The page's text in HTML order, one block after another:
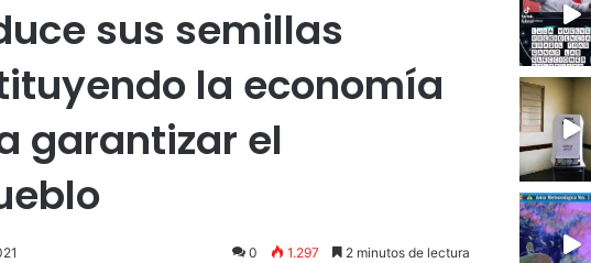
sus semillas
la economía
garantizar el
0 1.297 2 minutos de lectura